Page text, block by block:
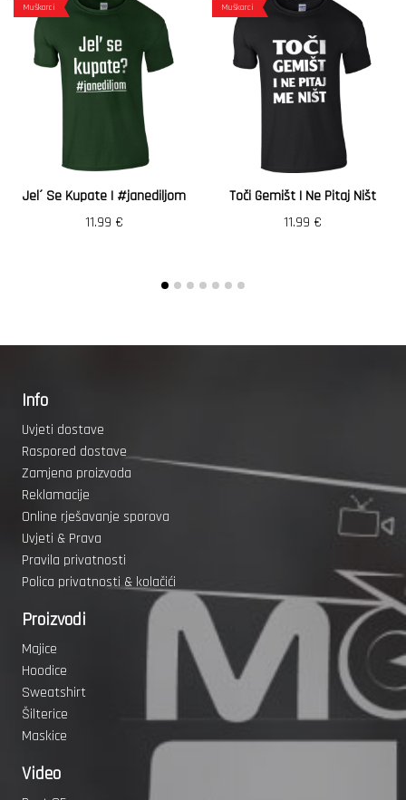
Muškarci
Jel´ Se Kupate | #janediljom
11.99 €
Muškarci
Toči Gemišt I Ne Pitaj Ništ
11.99 €
Info
Uvjeti dostave
Raspored dostave
Zamjena proizvoda
Reklamacije
Online rješavanje sporova
Uvjeti & Prava
Pravila privatnosti
Polica privatnosti & kolačići
Proizvodi
Majice
Hoodice
Sweatshirt
Šilterice
Maskice
Video